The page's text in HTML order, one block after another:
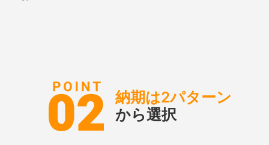
納期は2パターン
から選択